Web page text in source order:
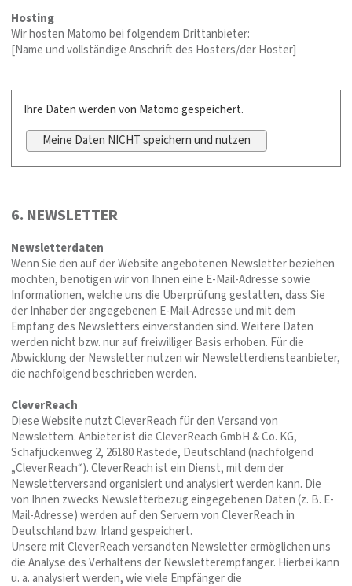
Hosting
Wir hosten Matomo bei folgendem Drittanbieter:
[Name und vollständige Anschrift des Hosters/der Hoster]
Ihre Daten werden von Matomo gespeichert.
Meine Daten NICHT speichern und nutzen
6. NEWSLETTER
Newsletterdaten
Wenn Sie den auf der Website angebotenen Newsletter beziehen
möchten, benötigen wir von Ihnen eine E-Mail-Adresse sowie
Informationen, welche uns die Überprüfung gestatten, dass Sie
der Inhaber der angegebenen E-Mail-Adresse und mit dem
Empfang des Newsletters einverstanden sind. Weitere Daten
werden nicht bzw. nur auf freiwilliger Basis erhoben. Für die
Abwicklung der Newsletter nutzen wir Newsletterdiensteanbieter,
die nachfolgend beschrieben werden.
CleverReach
Diese Website nutzt CleverReach für den Versand von
Newslettern. Anbieter ist die CleverReach GmbH & Co. KG,
Schafjückenweg 2, 26180 Rastede, Deutschland (nachfolgend
„CleverReach“). CleverReach ist ein Dienst, mit dem der
Newsletterversand organisiert und analysiert werden kann. Die
von Ihnen zwecks Newsletterbezug eingegebenen Daten (z. B. E-
Mail-Adresse) werden auf den Servern von CleverReach in
Deutschland bzw. Irland gespeichert.
Unsere mit CleverReach versandten Newsletter ermöglichen uns
die Analyse des Verhaltens der Newsletterempfänger. Hierbei kann
u. a. analysiert werden, wie viele Empfänger die